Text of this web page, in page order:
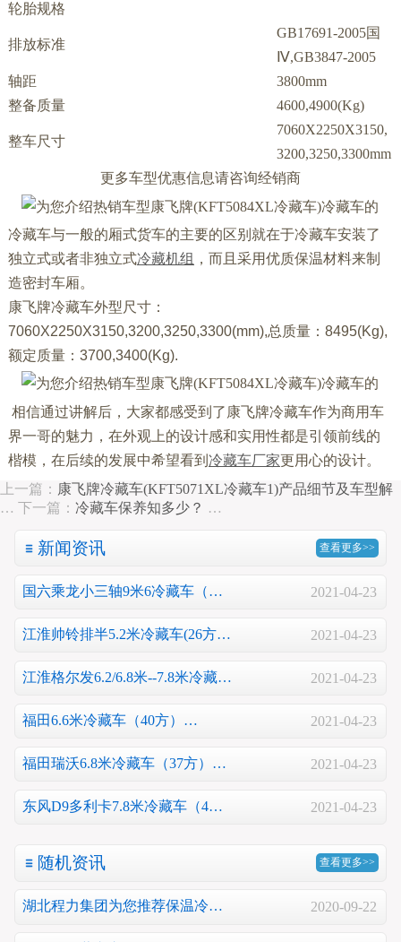
轮胎规格
排放标准
GB17691-2005国
Ⅳ,GB3847-2005
轴距
3800mm
整备质量
4600,4900(Kg)
整车尺寸
7060X2250X3150,
3200,3250,3300mm
更多车型优惠信息请咨询经销商
冷藏车与一般的厢式货车的主要的区别就在于冷藏车安装了
独立式或者非独立式冷藏机组 ，而且采用优质保温材料来制
造密封车厢。
康飞牌冷藏车外型尺寸：
7060X2250X3150,3200,3250,3300(mm),总质量：8495(Kg),
额定质量：3700,3400(Kg).
相信通过讲解后，大家都感受到了康飞牌冷藏车作为商用车
界一哥的魅力，在外观上的设计感和实用性都是引领前线的
楷模，在后续的发展中希望看到 冷藏车厂家更用心的设计。
上一篇： 康飞牌冷藏车(KFT5071XL冷藏车1)产品细节及车型解
… 下一篇： 冷藏车保养知多少？ …
新闻资讯 查看更多>>
国六乘龙小三轴9米6冷藏车（… 2021-04-23
江淮帅铃排半5.2米冷藏车(26方… 2021-04-23
江淮格尔发6.2/6.8米--7.8米冷藏… 2021-04-23
福田6.6米冷藏车（40方）… 2021-04-23
福田瑞沃6.8米冷藏车（37方）… 2021-04-23
东风D9多利卡7.8米冷藏车（4… 2021-04-23
随机资讯 查看更多>>
湖北程力集团为您推荐保温冷… 2020-09-22